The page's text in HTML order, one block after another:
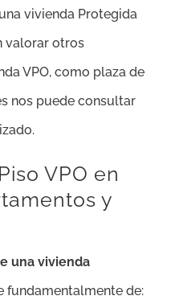
vivienda Protegida
valorar otros
VPO, como plaza de
nos puede consultar
VPO en
y
una vivienda
fundamentalmente de: